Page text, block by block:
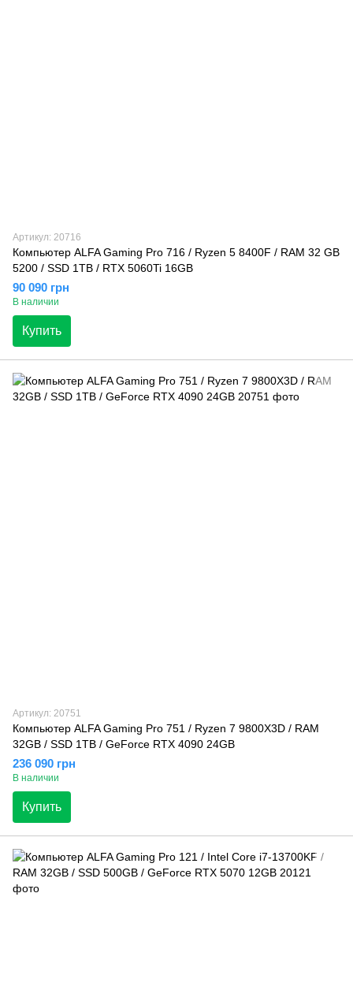
Артикул: 20716
Компьютер ALFA Gaming Pro 716 / Ryzen 5 8400F / RAM 32 GB
5200 / SSD 1TB / RTX 5060Ti 16GB
90 090 грн
В наличии
Купить
Артикул: 20751
Компьютер ALFA Gaming Pro 751 / Ryzen 7 9800X3D / RAM
32GB / SSD 1TB / GeForce RTX 4090 24GB
236 090 грн
В наличии
Купить